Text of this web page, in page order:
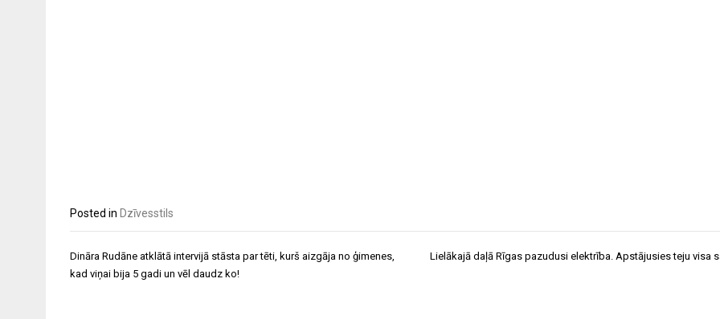
Posted in Dzīvesstils
Post
navigation
Dināra Rudāne atklātā intervijā stāsta par tēti, kurš aizgāja no ģimenes,
kad viņai bija 5 gadi un vēl daudz ko!
Lielākajā daļā Rīgas pazudusi elektrība. Apstājusies teju visa